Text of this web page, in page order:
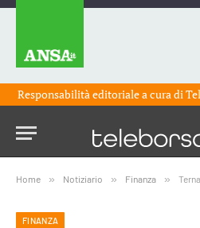
Responsabilità editoriale a cura di
Home » Notiziario » Finanza » Terna,
FINANZA